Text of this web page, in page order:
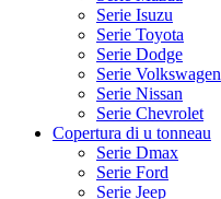
Serie Isuzu
Serie Toyota
Serie Dodge
Serie Volkswagen
Serie Nissan
Serie Chevrolet
Copertura di u tonneau
Serie Dmax
Serie Ford
Serie Jeep